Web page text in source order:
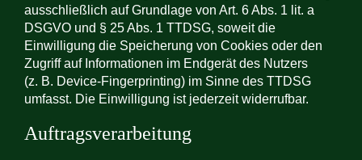
ausschließlich auf Grundlage von Art. 6 Abs. 1 lit. a
DSGVO und § 25 Abs. 1 TTDSG, soweit die
Einwilligung die Speicherung von Cookies oder den
Zugriff auf Informationen im Endgerät des Nutzers
(z. B. Device-Fingerprinting) im Sinne des TTDSG
umfasst. Die Einwilligung ist jederzeit widerrufbar.
Auftragsverarbeitung